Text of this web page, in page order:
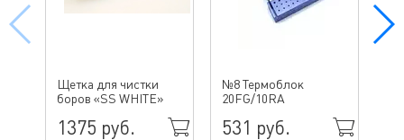
Щетка для чистки
боров «SS WHITE»
1375 руб.
№8 Термоблок
20FG/10RA
531 руб.